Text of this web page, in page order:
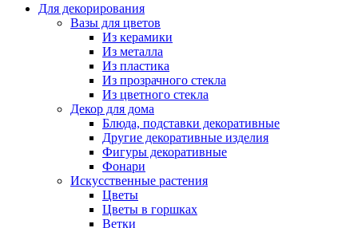
Для декорирования
Вазы для цветов
Из керамики
Из металла
Из пластика
Из прозрачного стекла
Из цветного стекла
Декор для дома
Блюда, подставки декоративные
Другие декоративные изделия
Фигуры декоративные
Фонари
Искусственные растения
Цветы
Цветы в горшках
Ветки